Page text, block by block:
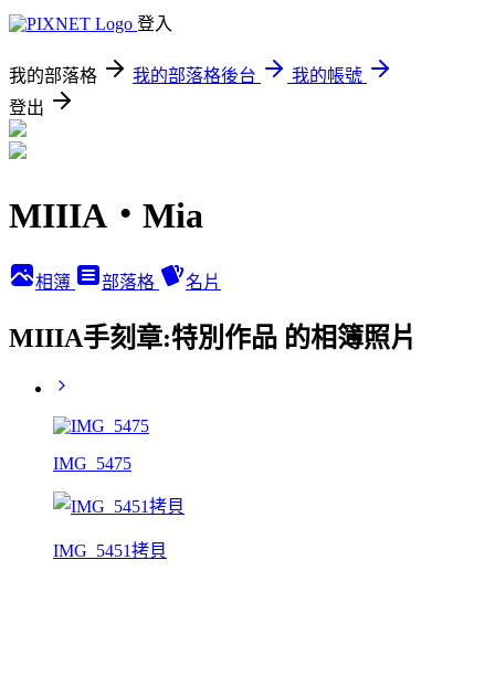
登入
我的部落格 我的部落格後台
我的帳號
登出
MIIIA‧Mia
相簿 部落格 名片
MIIIA手刻章:特別作品 的相簿照片
IMG_5475
IMG_5451拷貝